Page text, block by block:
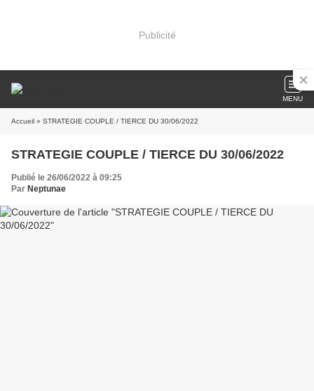
Publicité
MENU
Accueil » STRATEGIE COUPLE / TIERCE DU 30/06/2022
STRATEGIE COUPLE / TIERCE DU 30/06/2022
Publié le 26/06/2022 à 09:25
Par Neptunae